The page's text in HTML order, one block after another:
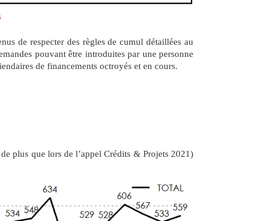
de respecter des règles de cumul détaillées au
pouvant être introduites par une personne
de financements octroyés et en cours.
plus que lors de l’appel Crédits & Projets 2021)